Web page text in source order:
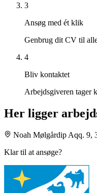
3
Ansøg med ét klik
Genbrug dit CV til
4
Bliv kontaktet
Arbejdsgiveren tager
Her ligger
Noah Mølgårdip Aqq. 9,
Klar til at ansøge?